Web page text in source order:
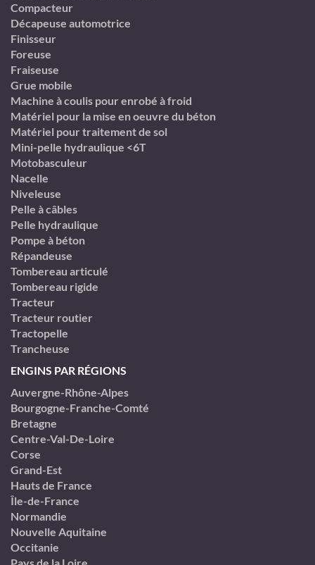
Compacteur
Décapeuse automotrice
Finisseur
Foreuse
Fraiseuse
Grue mobile
Machine à coulis pour enrobé à froid
Matériel pour la mise en oeuvre du béton
Matériel pour traitement de sol
Mini-pelle hydraulique <6T
Motobasculeur
Nacelle
Niveleuse
Pelle à câbles
Pelle hydraulique
Pompe à béton
Répandeuse
Tombereau articulé
Tombereau rigide
Tracteur
Tracteur routier
Tractopelle
Trancheuse
ENGINS PAR RÉGIONS
Auvergne-Rhône-Alpes
Bourgogne-Franche-Comté
Bretagne
Centre-Val-De-Loire
Corse
Grand-Est
Hauts de France
Île-de-France
Normandie
Nouvelle Aquitaine
Occitanie